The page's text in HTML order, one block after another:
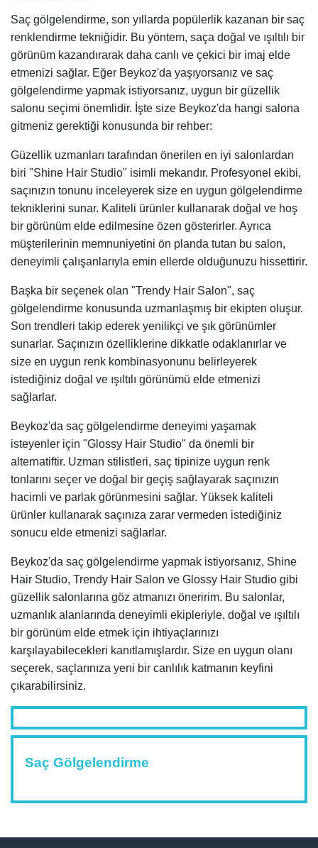
Saç gölgelendirme, son yıllarda popülerlik kazanan bir saç
renklendirme tekniğidir. Bu yöntem, saça doğal ve ışıltılı bir
görünüm kazandırarak daha canlı ve çekici bir imaj elde
etmenizi sağlar. Eğer Beykoz'da yaşıyorsanız ve saç
gölgelendirme yapmak istiyorsanız, uygun bir güzellik
salonu seçimi önemlidir. İşte size Beykoz'da hangi salona
gitmeniz gerektiği konusunda bir rehber:
Güzellik uzmanları tarafından önerilen en iyi salonlardan
biri "Shine Hair Studio" isimli mekandır. Profesyonel ekibi,
saçınızın tonunu inceleyerek size en uygun gölgelendirme
tekniklerini sunar. Kaliteli ürünler kullanarak doğal ve hoş
bir görünüm elde edilmesine özen gösterirler. Ayrıca
müşterilerinin memnuniyetini ön planda tutan bu salon,
deneyimli çalışanlarıyla emin ellerde olduğunuzu hissettirir.
Başka bir seçenek olan "Trendy Hair Salon", saç
gölgelendirme konusunda uzmanlaşmış bir ekipten oluşur.
Son trendleri takip ederek yenilikçi ve şık görünümler
sunarlar. Saçınızın özelliklerine dikkatle odaklanırlar ve
size en uygun renk kombinasyonunu belirleyerek
istediğiniz doğal ve ışıltılı görünümü elde etmenizi
sağlarlar.
Beykoz'da saç gölgelendirme deneyimi yaşamak
isteyenler için "Glossy Hair Studio" da önemli bir
alternatiftir. Uzman stilistleri, saç tipinize uygun renk
tonlarını seçer ve doğal bir geçiş sağlayarak saçınızın
hacimli ve parlak görünmesini sağlar. Yüksek kaliteli
ürünler kullanarak saçınıza zarar vermeden istediğiniz
sonucu elde etmenizi sağlarlar.
Beykoz'da saç gölgelendirme yapmak istiyorsanız, Shine
Hair Studio, Trendy Hair Salon ve Glossy Hair Studio gibi
güzellik salonlarına göz atmanızı öneririm. Bu salonlar,
uzmanlık alanlarında deneyimli ekipleriyle, doğal ve ışıltılı
bir görünüm elde etmek için ihtiyaçlarınızı
karşılayabilecekleri kanıtlamışlardır. Size en uygun olanı
seçerek, saçlarınıza yeni bir canlılık katmanın keyfini
çıkarabilirsiniz.
Saç Gölgelendirme